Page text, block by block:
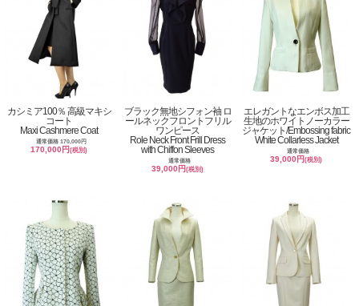
カシミア100％ 高級マキシ
コート
Maxi Cashmere Coat
通常価格 170,000円
170,000円(税別)
ブラック無地シフォン袖 ロ
ールネックフロントフリル
ワンピース
Role Neck Front Frill Dress
with Chiffon Sleeves
通常価格
39,000円(税別)
エレガントなエンボス加工
生地のホワイトノーカラー
ジャケット/Embossing fabric
White Collarless Jacket
通常価格
39,000円(税別)